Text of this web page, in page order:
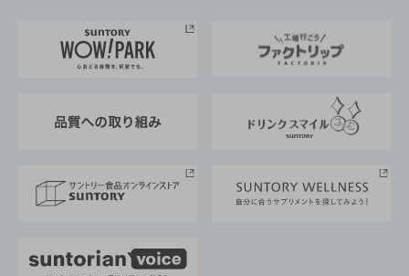
地域情報
サントリーサンバーズ大阪
サントリーが考えるサステナビリティ経営
企業概要
採用情報